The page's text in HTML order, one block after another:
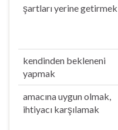
şartları yerine getirmek
kendinden bekleneni
yapmak
amacına uygun olmak,
ihtiyacı karşılamak